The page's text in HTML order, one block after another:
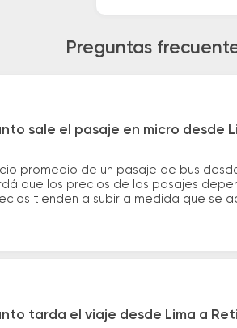
Preguntas
sale el pasaje en micro desde
promedio de un pasaje de bus
que los precios de los pasajes
tienden a subir a medida que se
tarda el viaje desde Lima a